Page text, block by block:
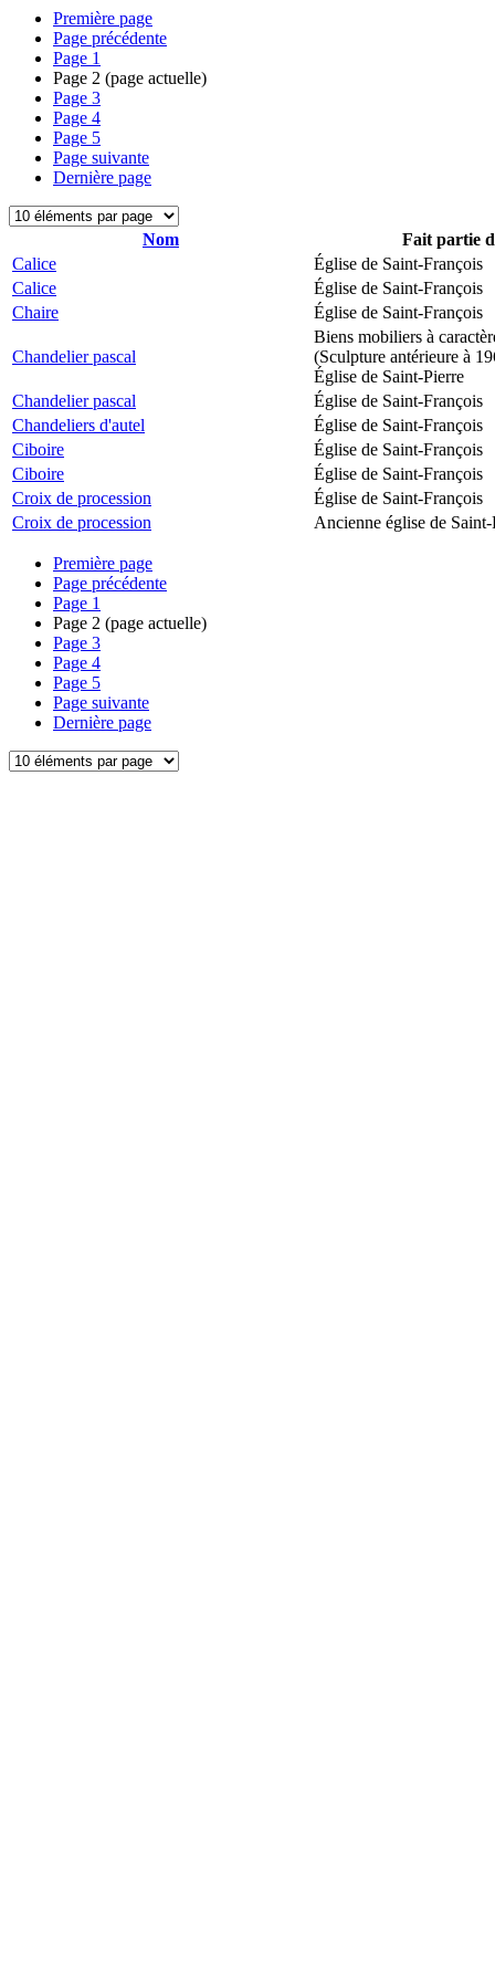
Première page
Page précédente
Page 1
Page 2 (page actuelle)
Page 3
Page 4
Page 5
Page suivante
Dernière page
Nom
Fait partie
Calice
Église de Saint-François
Calice
Église de Saint-François
Chaire
Église de Saint-François
Chandelier pascal
Biens mobiliers à
(Sculpture antérieure à
Église de Saint-Pierre
Chandelier pascal
Église de Saint-François
Chandeliers d'autel
Église de Saint-François
Ciboire
Église de Saint-François
Ciboire
Église de Saint-François
Croix de procession
Église de Saint-François
Croix de procession
Ancienne église de Saint-
Première page
Page précédente
Page 1
Page 2 (page actuelle)
Page 3
Page 4
Page 5
Page suivante
Dernière page